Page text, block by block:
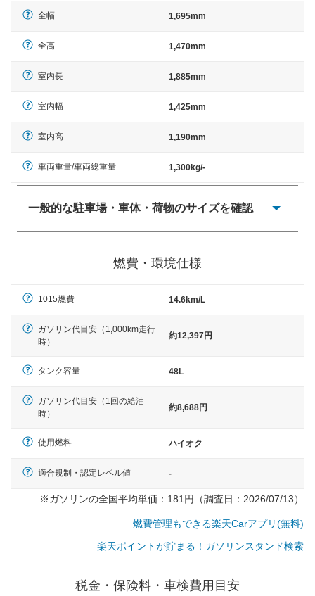
全幅 1,695mm
全高 1,470mm
室内長 1,885mm
室内幅 1,425mm
室内高 1,190mm
車両重量/車両総重量 1,300kg/-
一般的な駐車場・車体・荷物のサイズを確認
× 長さ 5,000mm 車路幅 5,000mmというサイズが標準値
燃費・環境仕様
1015燃費 14.6km/L
ガソリン代目安（1,000km走行
時）
約12,397円
タンク容量 48L
ガソリン代目安（1回の給油
時）
約8,688円
使用燃料 ハイオク
適合規制・認定レベル値 -
※ガソリンの全国平均単価：181円（調査日：2026/07/13）
燃費管理もできる楽天Carアプリ(無料)
楽天ポイントが貯まる！ガソリンスタンド検索
税金・保険料・車検費用目安